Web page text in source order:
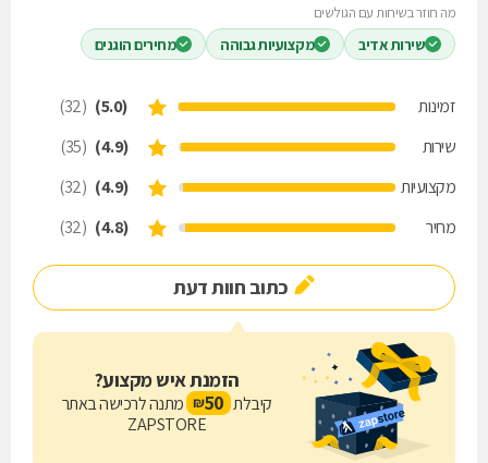
מה חוזר בשיחות עם הגולשים
שירות אדיב מקצועיות גבוהה מחירים הוגנים
זמינות (5.0)
(32)
שירות
(4.9)
(35)
מקצועיות
(4.9)
(32)
מחיר
(4.8)
(32)
כתוב חוות דעת
הזמנת איש מקצוע?
קיבלת 50
₪ מתנה לרכישה באתר
ZAPSTORE